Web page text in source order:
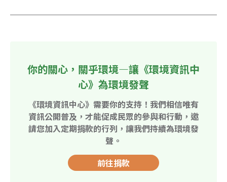
你的關心，關乎環境—讓《環境資訊中
心》為環境發聲
《環境資訊中心》需要你的支持！我們相信唯有
資訊公開普及，才能促成民眾的參與和行動，邀
請您加入定期捐款的行列，讓我們持續為環境發
聲。
前往捐款